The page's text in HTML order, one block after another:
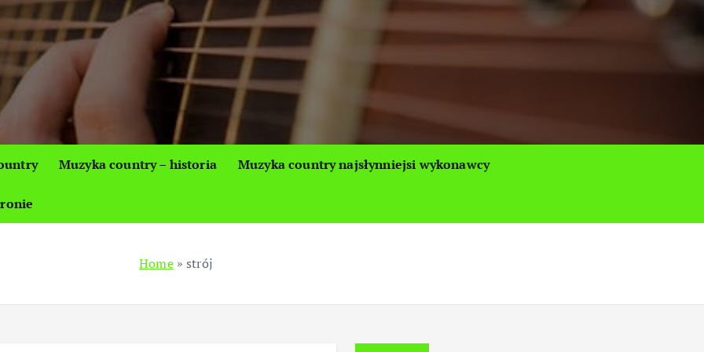
Muzyka country – historia Muzyka country najsłynniejsi wykonawcy
Home»strój